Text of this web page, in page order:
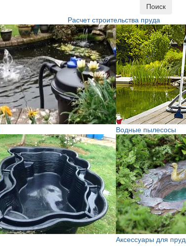
Поиск
Расчет строительства пруда
Водные пылесосы
Аксессуары для